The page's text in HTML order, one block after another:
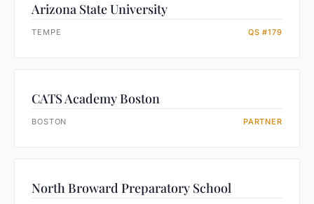
Arizona State University
TEMPE QS #179
CATS Academy Boston
BOSTON PARTNER
North Broward Preparatory School